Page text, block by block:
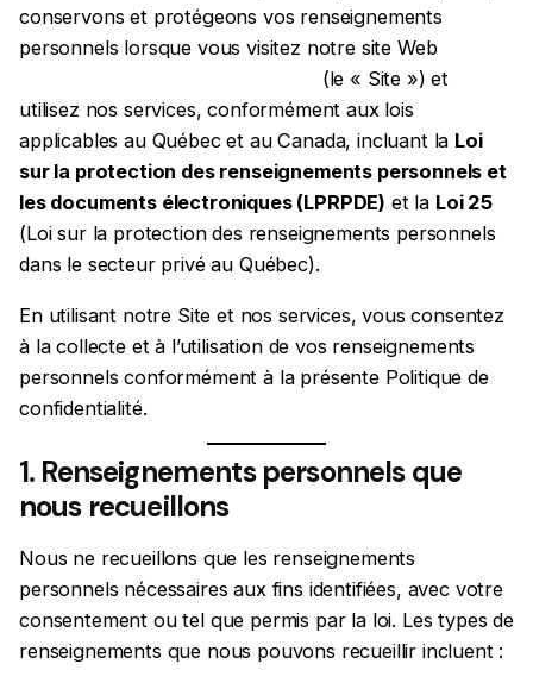
conservons et protégeons vos renseignements
personnels lorsque vous visitez notre site Web
(le « Site ») et
utilisez nos services, conformément aux lois
applicables au Québec et au Canada, incluant la Loi
sur la protection des renseignements personnels et
les documents électroniques (LPRPDE) et la Loi 25
(Loi sur la protection des renseignements personnels
dans le secteur privé au Québec).
En utilisant notre Site et nos services, vous consentez
à la collecte et à l’utilisation de vos renseignements
personnels conformément à la présente Politique de
confidentialité.
1. Renseignements personnels que
nous recueillons
Nous ne recueillons que les renseignements
personnels nécessaires aux fins identifiées, avec votre
consentement ou tel que permis par la loi. Les types de
renseignements que nous pouvons recueillir incluent :